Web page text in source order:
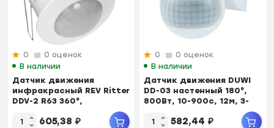
0
0 оценок
В наличии
Датчик движения
инфракрасный REV Ritter
DDV-2 R63 360°,
встраиваемый R63, белый
605,38 ₽
0
0 оценок
В наличии
Датчик движения DUWI
DD-03 настенный 180°,
800Вт, 10-900с, 12м, 3-
582,44 ₽